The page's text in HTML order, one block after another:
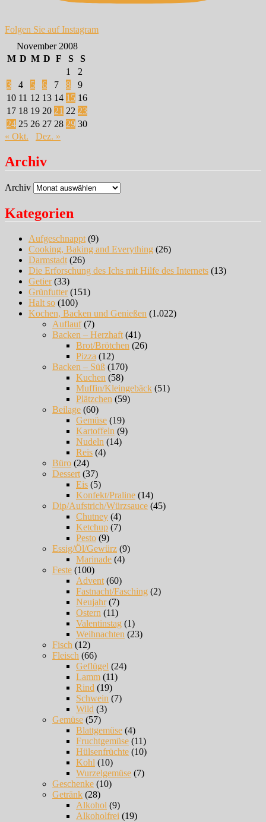
Folgen Sie auf Instagram
November 2008
M D M D F S
S
1
2
3
4 5 6 7 8
9
10 11 12 13 14 15 16
17 18 19 20 21 22 23
24 25 26 27 28 29 30
« Okt.
Dez. »
Archiv
Archiv
Kategorien
Aufgeschnappt(9)
Cooking, Baking and Everything (26)
Darmstadt(26)
Die Erforschung des Ichs mit Hilfe des Internets (13)
Getier(33)
Grünfutter(151)
Halt so (100)
Kochen, Backen und Genießen (1.022)
Auflauf(7)
Backen – Herzhaft(41)
Brot/Brötchen (26)
Pizza (12)
Backen – Süß (170)
Kuchen (58)
Muffin/Kleingebäck (51)
Plätzchen (59)
Beilage (60)
Gemüse (19)
Kartoffeln (9)
Nudeln (14)
Reis (4)
Büro (24)
Dessert(37)
Eis (5)
Konfekt/Praline (14)
Dip/Aufstrich/Würzsauce (45)
Chutney (4)
Ketchup (7)
Pesto (9)
Essig/Öl/Gewürz (9)
Marinade (4)
Feste (100)
Advent(60)
Fastnacht/Fasching (2)
Neujahr(7)
Ostern (11)
Valentinstag (1)
Weihnachten (23)
Fisch (12)
Fleisch (66)
Geflügel (24)
Lamm (11)
Rind (19)
Schwein (7)
Wild (3)
Gemüse (57)
Blattgemüse (4)
Fruchtgemüse (11)
Hülsenfrüchte (10)
Kohl (10)
Wurzelgemüse (7)
Geschenke (10)
Getränk (28)
Alkohol (9)
Alkoholfrei (19)